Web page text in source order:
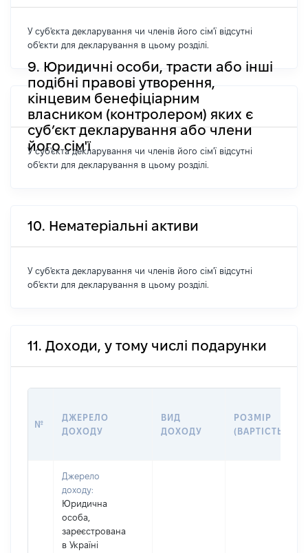
У суб'єкта декларування чи членів його сім'ї відсутні
об'єкти для декларування в цьому розділі.
9. Юридичні особи, трасти або інші
подібні правові утворення,
кінцевим бенефіціарним
власником (контролером) яких є
суб’єкт декларування або члени
його сім'ї
У суб'єкта декларування чи членів його сім'ї відсутні
об'єкти для декларування в цьому розділі.
10. Нематеріальні активи
У суб'єкта декларування чи членів його сім'ї відсутні
об'єкти для декларування в цьому розділі.
11. Доходи, у тому числі подарунки
№
ДЖЕРЕЛО
ДОХОДУ
ВИД
ДОХОДУ
РОЗМІР
(ВАРТІСТЬ)
Джерело
доходу:
Юридична
особа,
зареєстрована
в Україні